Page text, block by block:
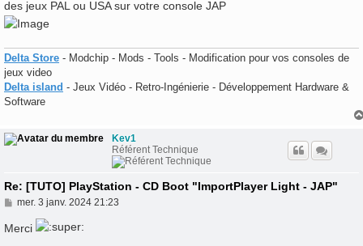
des jeux PAL ou USA sur votre console JAP
Delta Store - Modchip - Mods - Tools - Modification pour vos consoles de
jeux video
Delta island - Jeux Vidéo - Retro-Ingénierie - Développement Hardware &
Software
Kev1
Référent Technique
Re: [TUTO] PlayStation - CD Boot "ImportPlayer Light - JAP"
M
s
s
mer. 3 janv. 2024 21:23
Merci